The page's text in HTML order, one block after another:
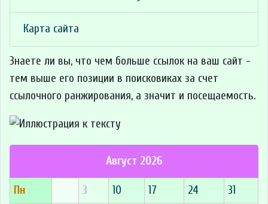
Карта сайта
Знаете ли вы, что чем больше ссылок на ваш сайт -
тем выше его позиции в поисковиках за счет
ссылочного ранжирования, а значит и посещаемость.
Август 2026
Пн 3 10 17 24
31